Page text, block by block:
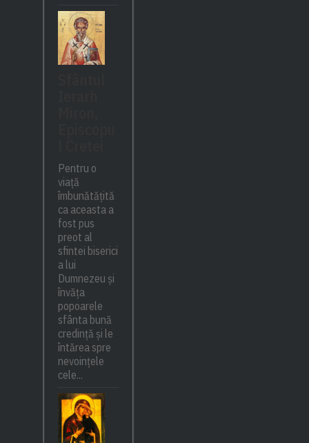
Pentru o
viață
îmbunătățită
ca aceasta a
fost pus
preot al
sfintei biserici
a lui
Dumnezeu și
învăța
popoarele
sfânta bună
credință și le
întărea spre
nevoințele
cele...